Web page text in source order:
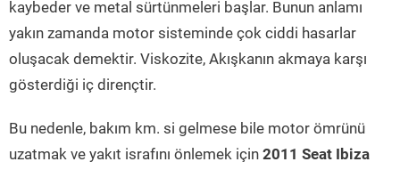
kaybeder ve metal sürtünmeleri başlar. Bunun anlamı
yakın zamanda motor sisteminde çok ciddi hasarlar
oluşacak demektir. Viskozite, Akışkanın akmaya karşı
gösterdiği iç dirençtir.
Bu nedenle, bakım km. si gelmese bile motor ömrünü
uzatmak ve yakıt israfını önlemek için 2011 Seat Ibiza